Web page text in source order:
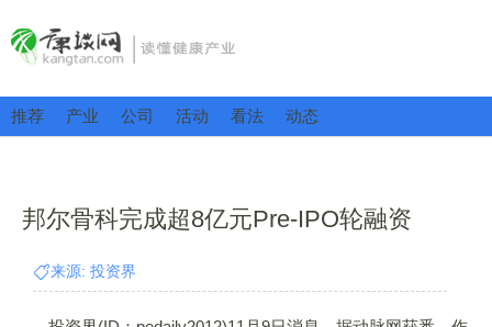
推荐 产业 公司 活动 看法 动态
邦尔骨科完成超8亿元Pre-IPO轮融资
来源: 投资界